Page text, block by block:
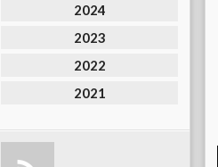
2024
2023
2022
2021